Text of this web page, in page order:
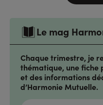
Le mag
Chaque trimestre, je
thématique, une
et des informations
d’Harmonie Mutuelle.